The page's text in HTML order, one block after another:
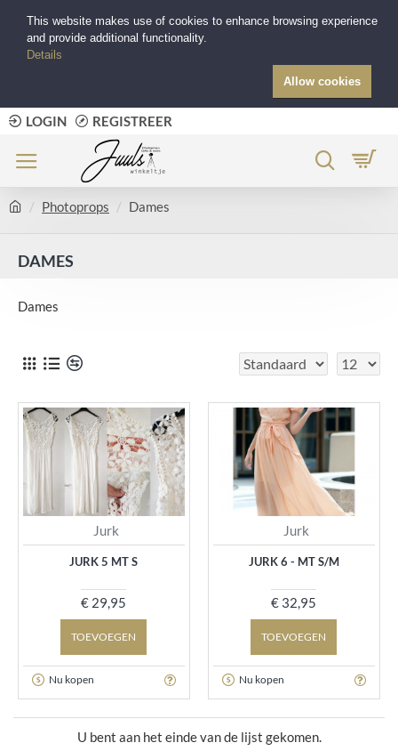
LOGIN REGISTREER
Photoprops Dames
DAMES
Dames
Jurk
JURK 5 MT S
€ 29,95
TOEVOEGEN
Nu kopen
Jurk
JURK 6 - MT S/M
€ 32,95
TOEVOEGEN
Nu kopen
U bent aan het einde van de lijst gekomen.
This website makes use of cookies to enhance browsing experience
and provide additional functionality.
Details
Allow cookies